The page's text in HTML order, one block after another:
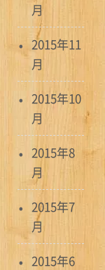
月
2015年11
月
2015年10
月
2015年8
月
2015年7
月
2015年6